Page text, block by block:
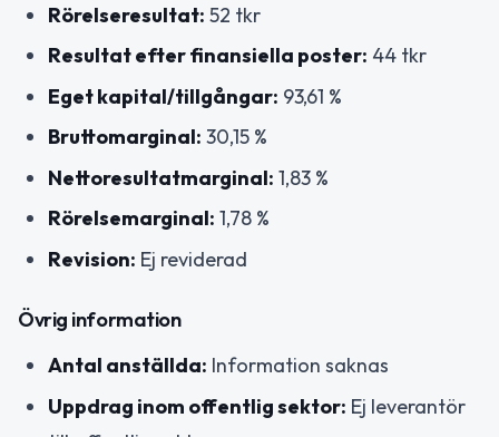
Rörelseresultat: 52 tkr
Resultat efter finansiella poster: 44 tkr
Eget kapital/tillgångar: 93,61 %
Bruttomarginal: 30,15 %
Nettoresultatmarginal: 1,83 %
Rörelsemarginal: 1,78 %
Revision: Ej reviderad
Övrig information
Antal anställda: Information saknas
Uppdrag inom offentlig sektor: Ej leverantör